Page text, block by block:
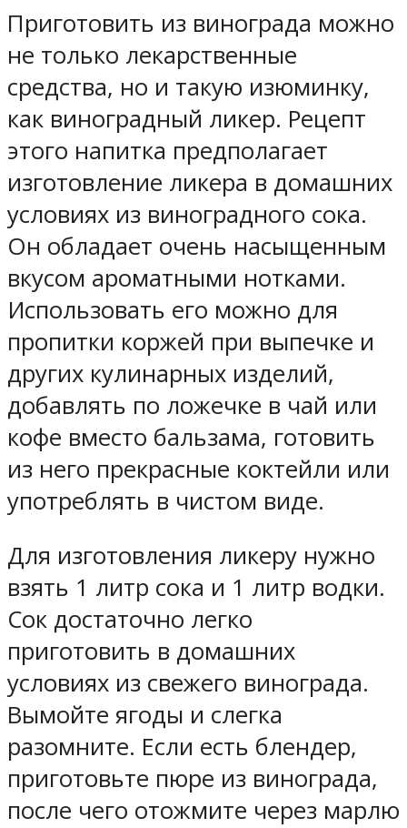
Приготовить из винограда можно
не только лекарственные
средства, но и такую изюминку,
как виноградный ликер. Рецепт
этого напитка предполагает
изготовление ликера в домашних
условиях из виноградного сока.
Он обладает очень насыщенным
вкусом ароматными нотками.
Использовать его можно для
пропитки коржей при выпечке и
других кулинарных изделий,
добавлять по ложечке в чай или
кофе вместо бальзама, готовить
из него прекрасные коктейли или
употреблять в чистом виде.
Для изготовления ликеру нужно
взять 1 литр сока и 1 литр водки.
Сок достаточно легко
приготовить в домашних
условиях из свежего винограда.
Вымойте ягоды и слегка
разомните. Если есть блендер,
приготовьте пюре из винограда,
после чего отожмите через марлю